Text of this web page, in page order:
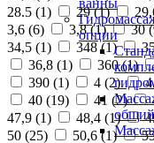
ванны
опции
общий
28.5 (1) 29 (1)
3,6 (6) 3,8 (1) 30 (
34,5 (1) 348 (1)
36,8 (1) 360 (1)
390 (1) 4 (2)
40 (19) 41 (2)
47,9 (1) 48,4 (1)
50 (25) 50,6 (1)